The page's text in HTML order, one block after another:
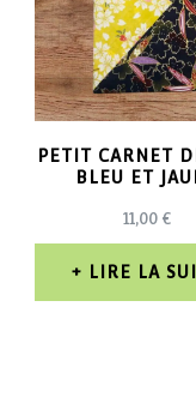
PETIT CARNET
BLEU ET
11,00€
LIRE LA